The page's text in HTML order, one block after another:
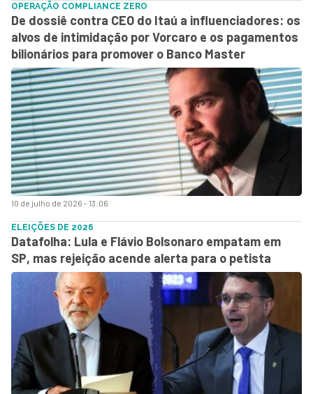
10 de julho de 2026 - 13:06
OPERAÇÃO COMPLIANCE ZERO
De dossiê contra CEO do Itaú a influenciadores: os
alvos de intimidação por Vorcaro e os pagamentos
bilionários para promover o Banco Master
ELEIÇÕES DE 2026
Datafolha: Lula e Flávio Bolsonaro empatam em
SP, mas rejeição acende alerta para o petista